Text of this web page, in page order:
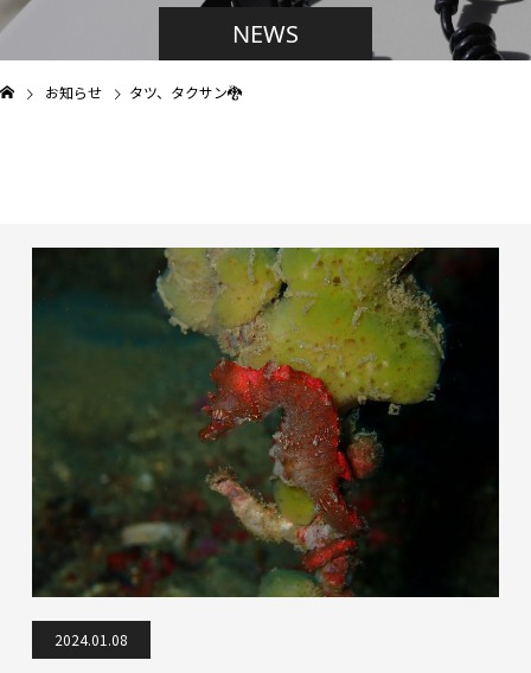
NEWS
お知らせ タツ、タクサン🐉
2024.01.08